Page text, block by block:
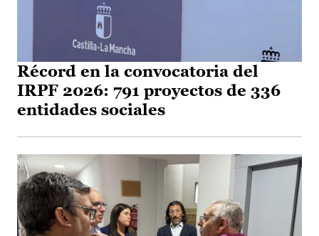
Récord en la convocatoria del
IRPF 2026: 791 proyectos de 336
entidades sociales